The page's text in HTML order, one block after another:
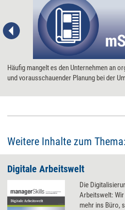
Häufig mangelt es den Unternehmen an
und vorausschauender Planung bei der
und verärgerte Mitarbeiter sind die Folge,
Wunsch nach einem funktionierenden
aktuellen Unternehmenssituation, des
sich.
Weitere Inhalte zum Thema:
Digitale Arbeitswelt
Die
Arbeitswelt:
mehr ins Büro,